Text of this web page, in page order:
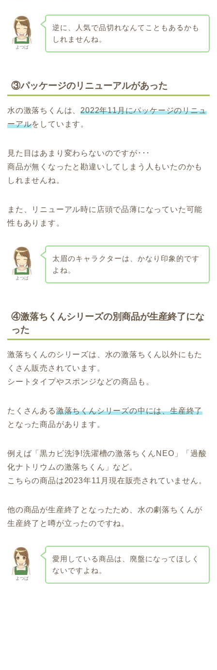
よつば
逆に、人気で品切れなんてこともあるかも
しれませんね。
③パッケージのリニューアルがあった
水の激落ちくんは、2022年11月にパッケージのリニュ
ーアルをしています。
見た目はあまり変わらないのですが･･･
商品が無くなったと勘違いしてしまう人もいたのかも
しれませんね。
また、リニューアル時に店頭で品薄になっていた可能
性もあります。
よつば
太眉のキャラクターは、かなり印象的です
よね。
④激落ちくんシリーズの別商品が生産終了にな
った
激落ちくんのシリーズは、水の激落ちくん以外にもた
くさん販売されています。
シートタイプやスポンジなどの商品も。
たくさんある激落ちくんシリーズの中には、生産終了
となった商品があります。
例えば「黒カビ洗浄!洗濯槽の激落ちくんNEO」「過酸
化ナトリウムの激落ちくん」など。
こちらの商品は2023年11月現在販売されていません。
他の商品が生産終了となったため、水の劇落ちくんが
生産終了と噂が立ったのですね。
よつば
愛用している商品は、廃盤になってほしく
ないですよね。